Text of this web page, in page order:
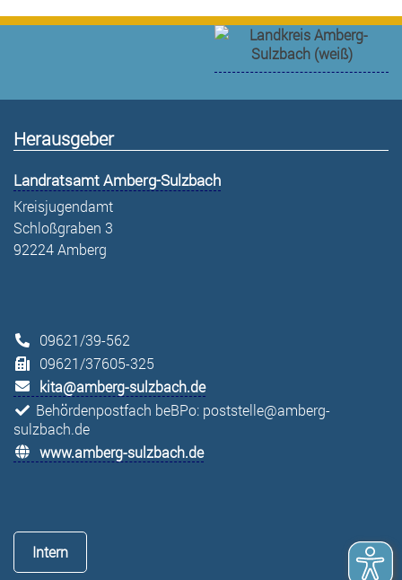
Herausgeber
Landratsamt Amberg-Sulzbach
Kreisjugendamt
Schloßgraben 3
92224 Amberg
09621/39-562
09621/37605-325
kita@amberg-sulzbach.de
Behördenpostfach beBPo: poststelle@amberg-
sulzbach.de
www.amberg-sulzbach.de
Intern